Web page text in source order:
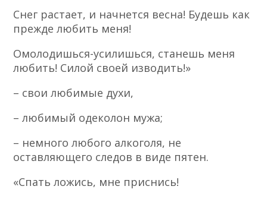
Снег растает, и начнется весна! Будешь как
прежде любить меня!
Омолодишься-усилишься, станешь меня
любить! Силой своей изводить!»
– свои любимые духи,
– любимый одеколон мужа;
– немного любого алкоголя, не
оставляющего следов в виде пятен.
«Спать ложись, мне приснись!